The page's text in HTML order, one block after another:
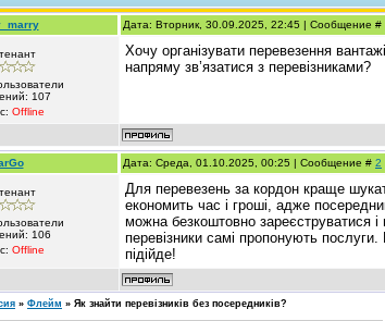
Дата: Вторник, 30.09.2025, 22:45 | Сообщение #
107
Offline
Хочу організувати перевезення
напряму зв’язатися з перевізниками?
Дата: Среда, 01.10.2025, 00:25 | Сообщение # 2
106
Offline
Для перевезень за кордон краще
економить час і гроші, адже
можна безкоштовно зареєструватися
перевізники самі пропонують
підійде!
» Флейм » Як знайти перевізників без посередників?